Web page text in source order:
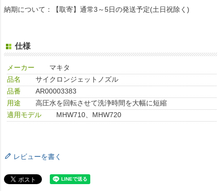
納期について：【取寄】通常3～5日の発送予定(土日祝除く)
仕様
メーカー
マキタ
品名
サイクロンジェットノズル
品番
AR00003383
用途
高圧水を回転させて洗浄時間を大幅に短縮
適用モデル
MHW710、MHW720
レビューを書く